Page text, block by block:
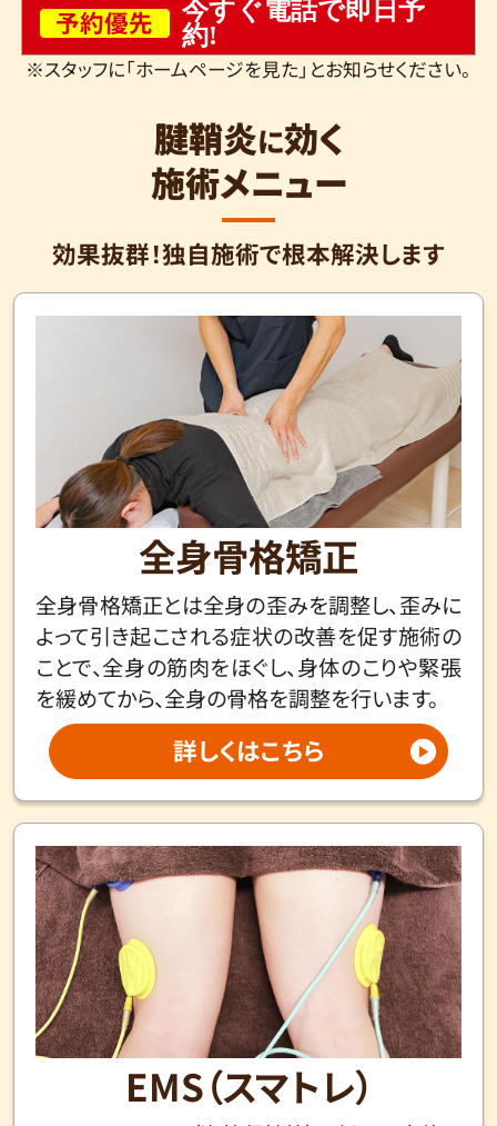
予約優先
今すぐ電話で即日予
約!
※スタッフに「ホームページを見た」とお知らせください。
腱鞘炎に効く
施術メニュー
効果抜群！独自施術で根本解決します
全身骨格矯正
全身骨格矯正とは全身の歪みを調整し、歪みに
よって引き起こされる症状の改善を促す施術の
ことで、全身の筋肉をほぐし、身体のこりや緊張
を緩めてから、全身の骨格を調整を行います。
詳しくはこちら
EMS（スマトレ）